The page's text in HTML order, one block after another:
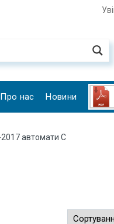
Про нас Новини
автомати C